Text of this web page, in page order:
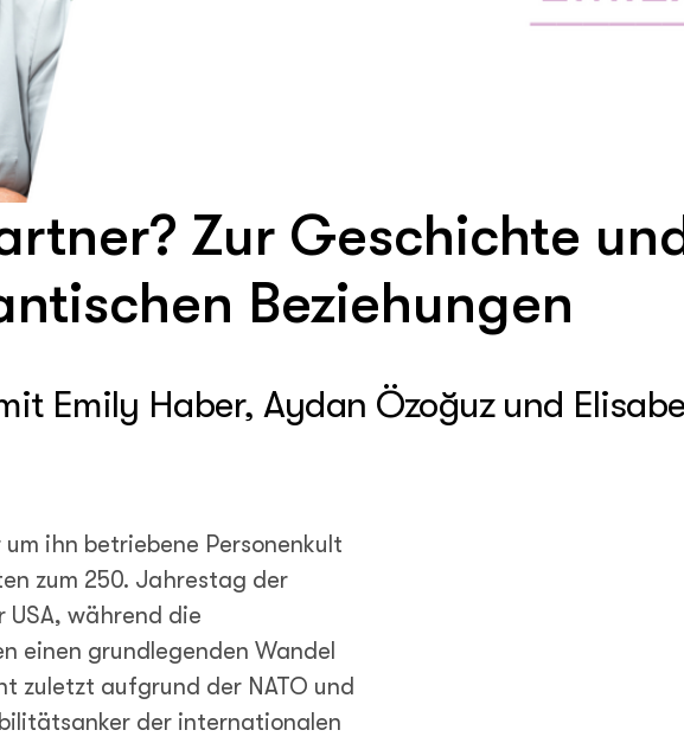
Zur Geschichte
Beziehungen
Emily Haber, Aydan Özoğuz und
ihn betriebene Personenkult
zum 250. Jahrestag der
während die
einen grundlegenden Wandel
zuletzt aufgrund der NATO und
der internationalen